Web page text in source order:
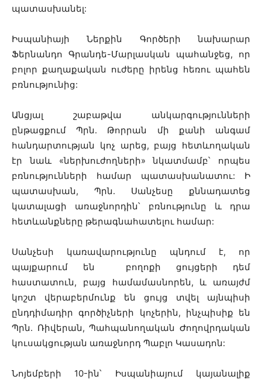
պատասխանել:
Իսպանիայի Ներքին Գործերի նախարար
Ֆերնանդո Գրանդե-Մարլասկան պահանջեց, որ
բոլոր քաղաքական ուժերը իրենց հեռու պահեն
բռնությունից:
Անցյալ շաբաթվա անկարգությունների
ընթացքում Պրն. Թորրան մի քանի անգամ
հանդարտության կոչ արեց, բայց հետևողական
էր նաև «ներխուժողների» նկատմամբ՝ որպես
բռնությունների համար պատասխանատու: Ի
պատասխան, Պրն. Սանչեսը քննադատեց
կատալացի առաջնորդին՝ բռնությունը և դրա
հետևանքները թերագնահատելու համար:
Սանչեսի կառավարությունը պնդում է, որ
պայքարում են բողոքի ցույցերի դեմ
հաստատուն, բայց համամասնորեն, և առայժմ
կոշտ վերաբերմունք են ցույց տվել այնպիսի
ընդդիմադիր գործիչների կոչերին, ինչպիսիք են
Պրն. Ռիվերան, Պահպանողական Ժողովրդական
կուսակցության առաջնորդ Պաբլո Կասադոն:
Նոյեմբերի 10-ին՝ Իսպանիայում կայանալիք